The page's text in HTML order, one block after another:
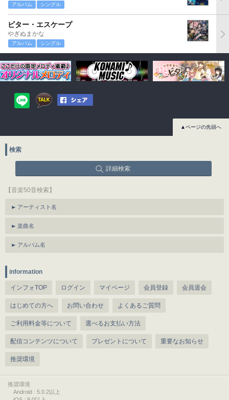
アルバム シングル
ビター・エスケープ
やぎぬまかな
アルバム シングル
▲ページの先頭へ
検索
詳細検索
【音楽50音検索】
アーティスト名
楽曲名
アルバム名
information
インフォTOP ログイン マイページ 会員登録 会員退会
はじめての方へ お問い合わせ よくあるご質問
ご利用料金等について 選べるお支払い方法
配信コンテンツについて プレゼントについて 重要なお知らせ
推奨環境
推奨環境
Android : 5.0.2以上